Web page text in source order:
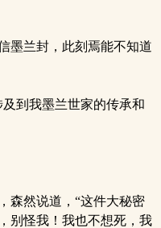
墨兰封，此刻焉能不知道
到我墨兰世家的传承和
森然说道，“这件大秘密
别怪我！我也不想死，我